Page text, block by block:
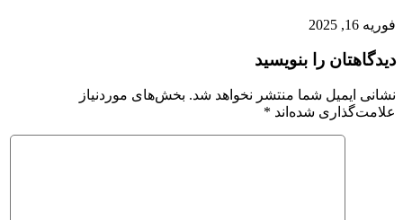
فوریه 16, 2025
دیدگاهتان را بنویسید
نشانی ایمیل شما منتشر نخواهد شد. بخش‌های موردنیاز
علامت‌گذاری شده‌اند *